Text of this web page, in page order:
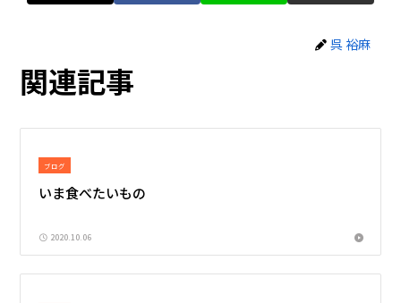
呉 裕麻
関連記事
ブログ
いま食べたいもの
2020.10.06